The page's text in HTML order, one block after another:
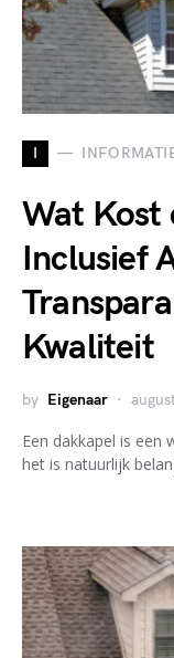
I
Wat Kost
Inclusief
Kwaliteit
by Eigenaar
Een dakkapel is een
het is natuurlijk